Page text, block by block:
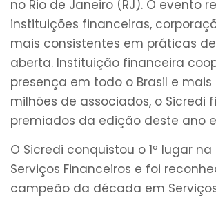
no Rio de Janeiro (RJ). O evento
instituições financeiras,
mais consistentes em práticas
aberta. Instituição financeira
presença em todo o Brasil e mais
milhões de associados, o Sicredi
premiados da edição deste ano
O Sicredi conquistou o 1º lugar
Serviços Financeiros e foi
campeão da década em